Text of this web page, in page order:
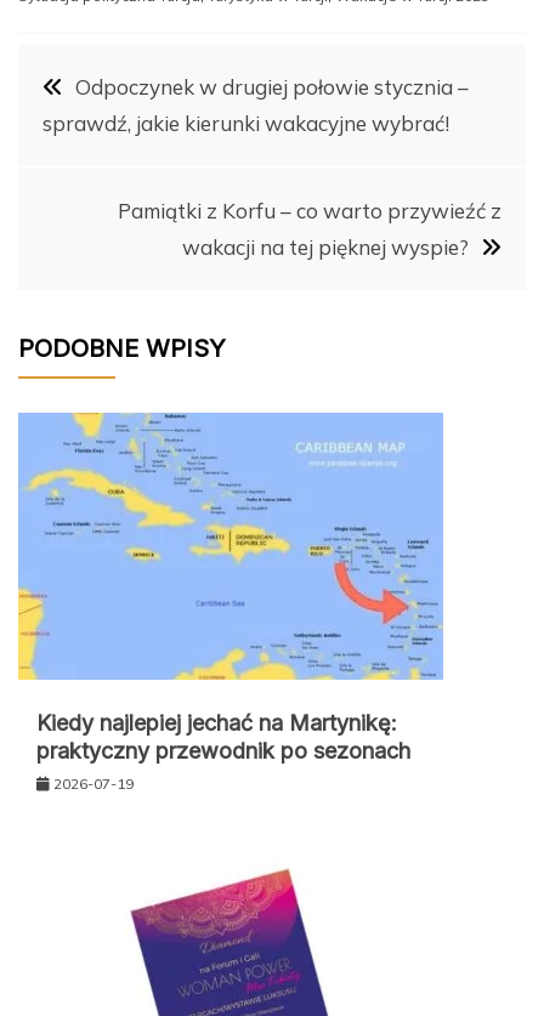
b
o
o
st
t
dI
n
Li
n
k
Nawigacja
Odpoczynek w drugiej połowie stycznia –
sprawdź, jakie kierunki wakacyjne wybrać!
Pamiątki z Korfu – co warto przywieźć z
wakacji na tej pięknej wyspie?
PODOBNE WPISY
Kiedy najlepiej jechać na Martynikę:
praktyczny przewodnik po sezonach
2026-07-19